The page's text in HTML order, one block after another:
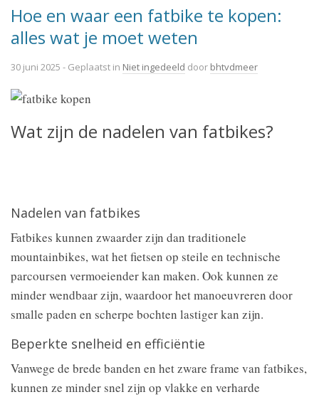
Hoe en waar een fatbike te kopen:
alles wat je moet weten
30 juni 2025 - Geplaatst in Niet ingedeeld door bhtvdmeer
Wat zijn de nadelen van fatbikes?
Nadelen van fatbikes
Fatbikes kunnen zwaarder zijn dan traditionele
mountainbikes, wat het fietsen op steile en technische
parcoursen vermoeiender kan maken. Ook kunnen ze
minder wendbaar zijn, waardoor het manoeuvreren door
smalle paden en scherpe bochten lastiger kan zijn.
Beperkte snelheid en efficiëntie
Vanwege de brede banden en het zware frame van fatbikes,
kunnen ze minder snel zijn op vlakke en verharde